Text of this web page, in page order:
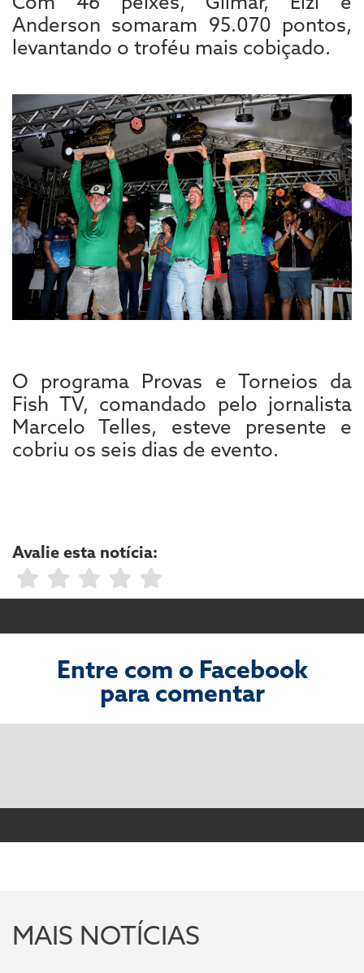
Anderson somaram 95.070 pontos,
levantando o troféu mais cobiçado.
O programa Provas e Torneios da
Fish TV, comandado pelo jornalista
Marcelo Telles, esteve presente e
cobriu os seis dias de evento.
Avalie esta notícia:
Entre com o Facebook
para comentar
MAIS NOTÍCIAS